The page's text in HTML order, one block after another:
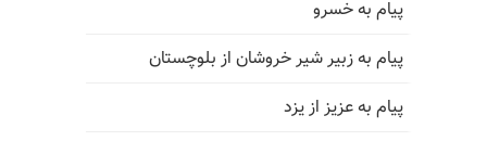
پیام به خسرو
پیام به زبیر شیر خروشان از بلوچستان
پیام به عزیز از یزد